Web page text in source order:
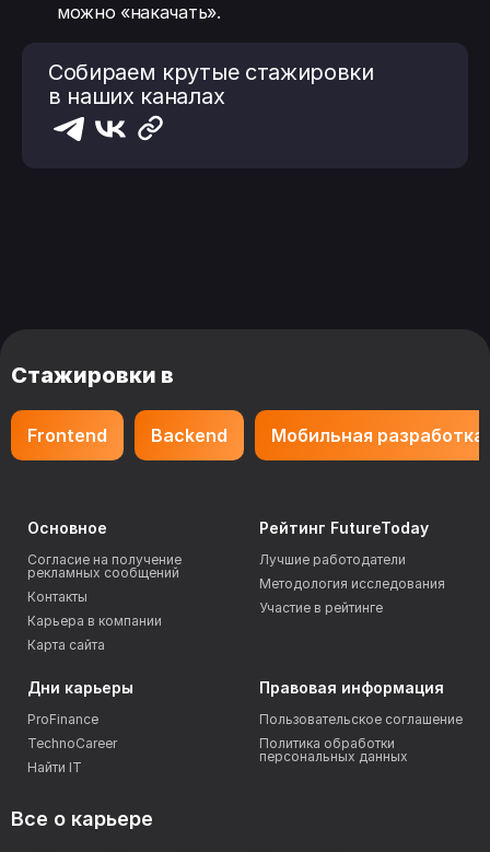
можно «накачать».
Собираем крутые стажировки
в наших каналах
Стажировки в
Frontend Backend Мобильная разработка
Все о карьере
Основное
Согласие на получение
рекламных сообщений
Контакты
Карьера в компании
Карта сайта
Рейтинг FutureToday
Лучшие работодатели
Методология исследования
Участие в рейтинге
Дни карьеры
ProFinance
TechnoCareer
Найти IT
Правовая информация
Пользовательское соглашение
Политика обработки
персональных данных